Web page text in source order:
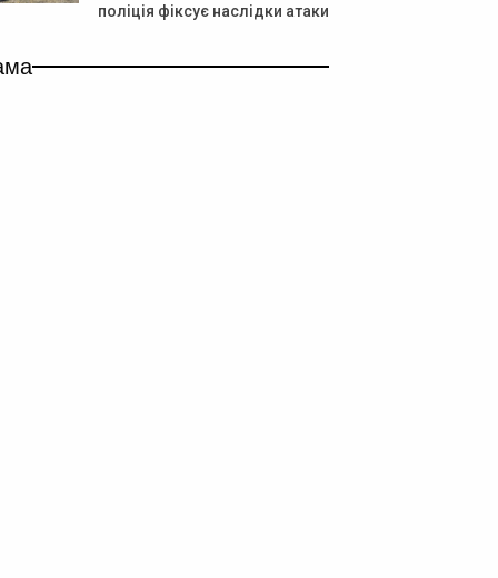
поліція фіксує наслідки атаки